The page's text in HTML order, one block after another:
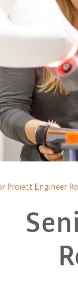
Project Engineer